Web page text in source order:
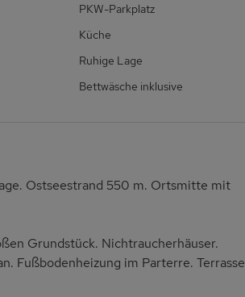
PKW-Parkplatz
Küche
Ruhige Lage
Bettwäsche inklusive
Ostseestrand 550 m. Ortsmitte mit
Grundstück. Nichtraucherhäuser.
Fußbodenheizung im Parterre. Terrasse